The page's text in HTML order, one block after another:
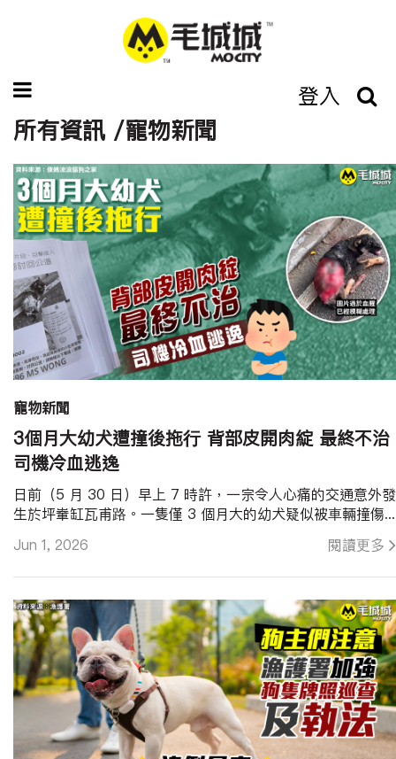
登入
所有資訊 /寵物新聞
寵物新聞
3個月大幼犬遭撞後拖行 背部皮開肉綻 最終不治
司機冷血逃逸
Jun 1, 2026 閱讀更多
日前（5 月 30 日）早上 7 時許，一宗令人心痛的交通意外發
生於坪輋缸瓦甫路。一隻僅 3 個月大的幼犬疑似被車輛撞傷...